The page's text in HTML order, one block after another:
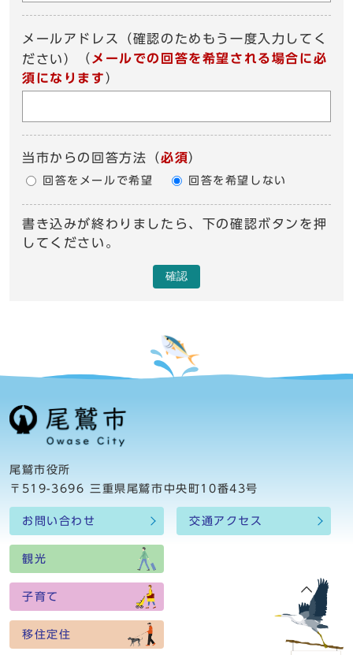
メールアドレス（確認のためもう一度入力してく
ださい）
（ メールでの回答を希望される場合に必
須になります ）
当市からの回答方法 （必須）
回答をメールで希望 回答を希望しない
書き込みが終わりましたら、下の確認ボタンを押
してください。
確認
尾鷲市役所
〒519-3696 三重県尾鷲市中央町10番43号
お問い合わせ 交通アクセス
観光
子育て
移住定住